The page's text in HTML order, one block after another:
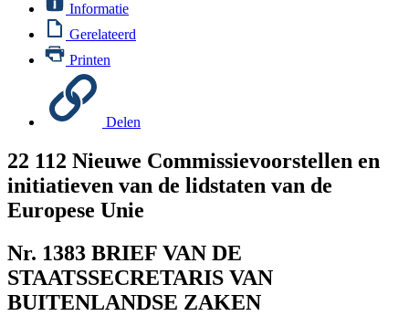
Informatie
Gerelateerd
Printen
Delen
22 112 Nieuwe Commissievoorstellen en
initiatieven van de lidstaten van de
Europese Unie
Nr. 1383 BRIEF VAN DE
STAATSSECRETARIS VAN
BUITENLANDSE ZAKEN